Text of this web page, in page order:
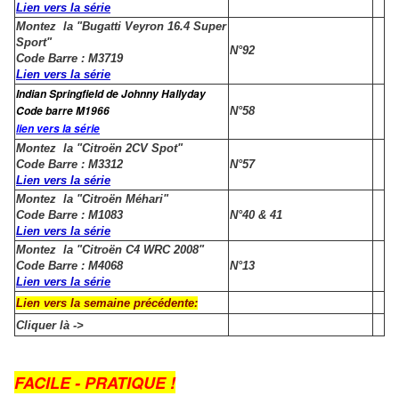
Lien vers la série
Montez la "Bugatti Veyron 16.4 Super
Sport"
Code Barre : M3719
Lien vers la série
N°92
Indian Springfield de Johnny Hallyday
Code barre M1966
lien vers la série
N°58
Montez la "Citroën 2CV Spot"
Code Barre : M3312
Lien vers la série
N°57
Montez la "Citroën Méhari"
Code Barre : M1083
Lien vers la série
N°40 & 41
Montez la "Citroën C4 WRC 2008"
Code Barre : M4068
Lien vers la série
N°13
Lien vers la semaine précédente:
Cliquer là ->
FACILE - PRATIQUE !